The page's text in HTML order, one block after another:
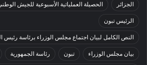
الجزائر الحصيلة العملياتية الأسبوعية للجيش
الرئيس تبون
النص الكامل لبيان اجتماع مجلس الوزراء برئاسة رئيس
بيان مجلس الوزراء تبون رئاسة الجمهورية